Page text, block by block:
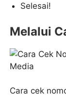
Selesai!
Melalui
Cara cek